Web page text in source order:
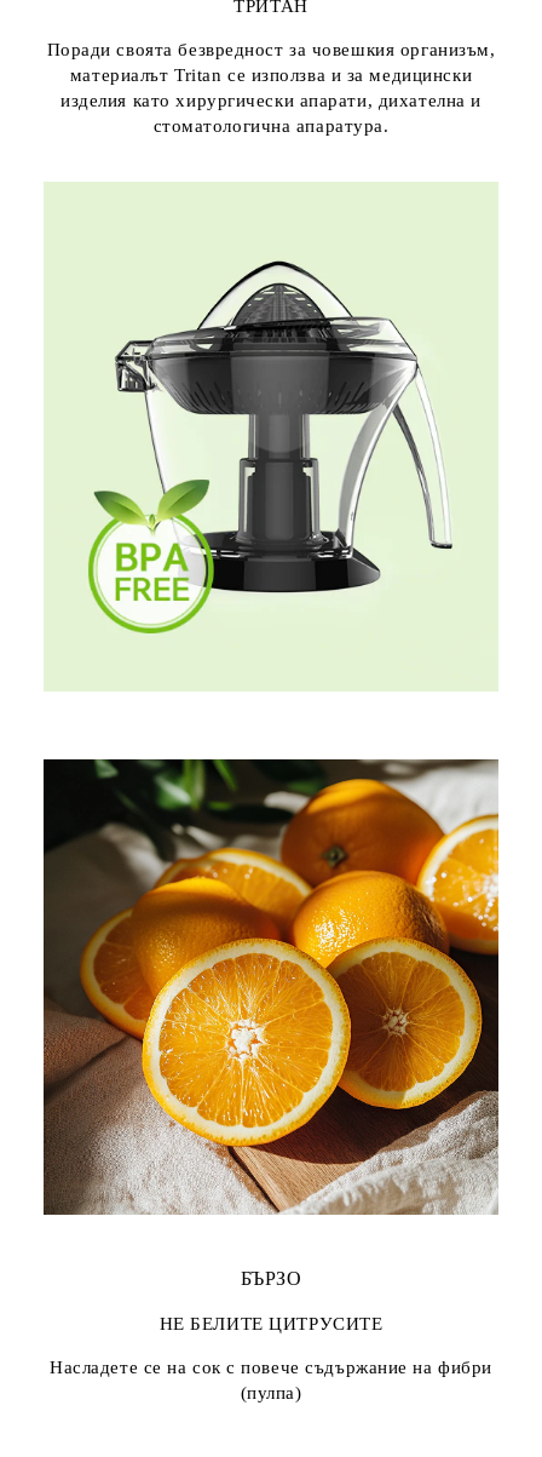
ТРИТАН
Поради своята безвредност за човешкия организъм,
материалът Tritan се използва и за медицински
изделия като хирургически апарати, дихателна и
стоматологична апаратура.
БЪРЗО
НЕ БЕЛИТЕ ЦИТРУСИТЕ
Насладете се на сок с повече съдържание на фибри
(пулпа)